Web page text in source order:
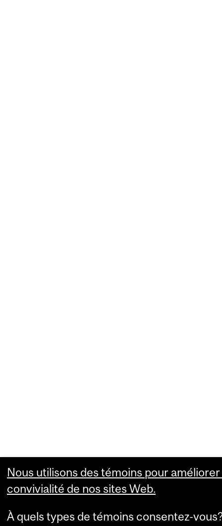
Nous utilisons des témoins pour améliorer
convivialité de nos sites Web.
À quels types de témoins consentez-